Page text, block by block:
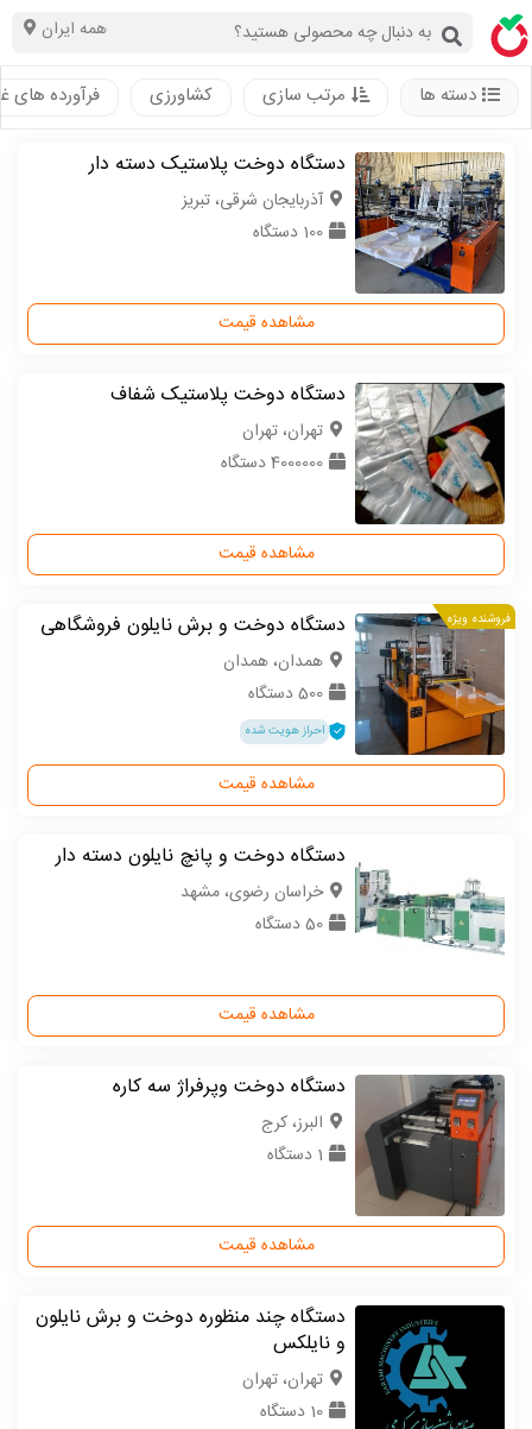
همه ایران
دسته ها مرتب سازی کشاورزی فرآورده های
دستگاه دوخت پلاستیک دسته دار
آذربایجان شرقی، تبریز
100 دستگاه
مشاهده قیمت
دستگاه دوخت پلاستیک شفاف
تهران، تهران
4000000 دستگاه
مشاهده قیمت
فروشنده ویژه دستگاه دوخت و برش نایلون فروشگاهی
همدان، همدان
500 دستگاه
احراز هویت شده
مشاهده قیمت
دستگاه دوخت و پانچ نایلون دسته دار
خراسان رضوی، مشهد
50 دستگاه
مشاهده قیمت
دستگاه دوخت وپرفراژ سه کاره
البرز، کرج
1 دستگاه
مشاهده قیمت
دستگاه چند منظوره دوخت و برش نایلون
و نایلکس
تهران، تهران
10 دستگاه